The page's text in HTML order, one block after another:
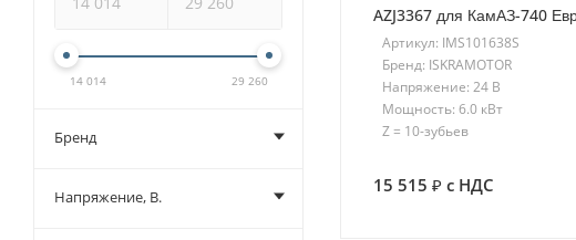
AZJ3367 для КамАЗ-740
Артикул: IMS101638S
Бренд: ISKRAMOTOR
Напряжение: 24 В
Мощность: 6.0 кВт
Z = 10-зубьев
15 515 с НДС
14 014 29 260
Бренд
Напряжение, В.